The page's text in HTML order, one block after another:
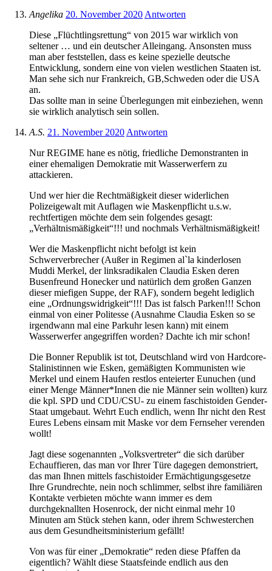
Angelika 20. November 2020 Antworten
Diese „Flüchtlingsrettung“ von 2015 war wirklich von
seltener … und ein deutscher Alleingang. Ansonsten muss
man aber feststellen, dass es keine spezielle deutsche
Entwicklung, sondern eine von vielen westlichen Staaten ist.
Man sehe sich nur Frankreich, GB,Schweden oder die USA
an.
Das sollte man in seine Überlegungen mit einbeziehen, wenn
sie wirklich analytisch sein sollen.
A.S. 21. November 2020 Antworten
Nur REGIME hane es nötig, friedliche Demonstranten in
einer ehemaligen Demokratie mit Wasserwerfern zu
attackieren.
Und wer hier die Rechtmäßigkeit dieser widerlichen
Polizeigewalt mit Auflagen wie Maskenpflicht u.s.w.
rechtfertigen möchte dem sein folgendes gesagt:
„Verhältnismäßigkeit“!!! und nochmals Verhältnismäßigkeit!
Wer die Maskenpflicht nicht befolgt ist kein
Schwerverbrecher (Außer in Regimen al`la kinderlosen
Muddi Merkel, der linksradikalen Claudia Esken deren
Busenfreund Honecker und natürlich dem großen Ganzen
dieser miefigen Suppe, der RAF), sondern begeht lediglich
eine „Ordnungswidrigkeit“!!! Das ist falsch Parken!!! Schon
einmal von einer Politesse (Ausnahme Claudia Esken so se
irgendwann mal eine Parkuhr lesen kann) mit einem
Wasserwerfer angegriffen worden? Dachte ich mir schon!
Die Bonner Republik ist tot, Deutschland wird von Hardcore-
Stalinistinnen wie Esken, gemäßigten Kommunisten wie
Merkel und einem Haufen restlos enteierter Eunuchen (und
einer Menge Männer*Innen die nie Männer sein wollten) kurz
die kpl. SPD und CDU/CSU- zu einem faschistoiden Gender-
Staat umgebaut. Wehrt Euch endlich, wenn Ihr nicht den Rest
Eures Lebens einsam mit Maske vor dem Fernseher verenden
wollt!
Jagt diese sogenannten „Volksvertreter“ die sich darüber
Echauffieren, das man vor Ihrer Türe dagegen demonstriert,
das man Ihnen mittels faschistoider Ermächtigungsgesetze
Ihre Grundrechte, nein noch schlimmer, selbst ihre familiären
Kontakte verbieten möchte wann immer es dem
durchgeknallten Hosenrock, der nicht einmal mehr 10
Minuten am Stück stehen kann, oder ihrem Schwesterchen
aus dem Gesundheitsministerium gefällt!
Von was für einer „Demokratie“ reden diese Pfaffen da
eigentlich? Wählt diese Staatsfeinde endlich aus den